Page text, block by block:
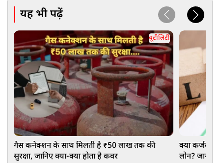
यह भी पढ़ें
यूटीलिटी
गैस कनेक्शन के साथ मिलती है ₹50 लाख तक की
सुरक्षा, जानिए क्या-क्या होता है कवर
क्या कर्जदार
लोन? जानें